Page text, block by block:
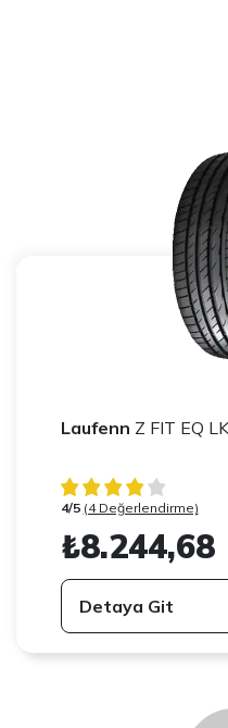
Laufenn
4/5 (4 Değerlendirme)
₺8.244,68
Detaya Git